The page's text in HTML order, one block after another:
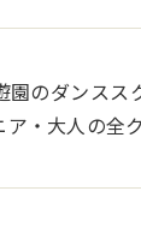
園のダンス
ア・大人の全